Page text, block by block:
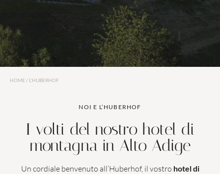
In famiglia
MONDO DI GIOCHI PER LE COPPIE
HOME / L’HUBERHOF
NOI E L’HUBERHOF
I volti del nostro hotel di
montagna in Alto Adige
Un cordiale benvenuto all’Huberhof, il vostro hotel di